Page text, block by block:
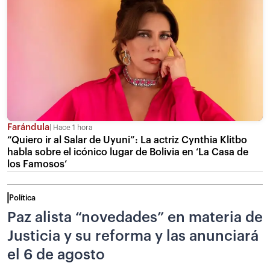
Farándula Hace 1 hora
“Quiero ir al Salar de Uyuni”: La actriz Cynthia Klitbo
habla sobre el icónico lugar de Bolivia en ‘La Casa de
los Famosos’
Política
Paz alista “novedades” en materia de
Justicia y su reforma y las anunciará
el 6 de agosto